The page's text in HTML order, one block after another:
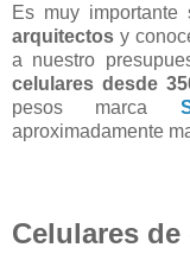
Es muy
arquitectos y
a nuestro
celulares desde
pesos marca
aproximadamente
Celulares